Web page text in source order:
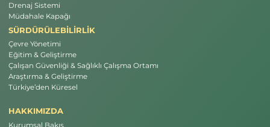
Drenaj Sistemi
Müdahale Kapağı
SÜRDÜRÜLEBİLİRLİK
Çevre Yönetimi
Eğitim & Geliştirme
Çalışan Güvenliği & Sağlıklı Çalışma Ortamı
Araştırma & Geliştirme
Türkiye’den Küresel
HAKKIMIZDA
Kurumsal Bakış